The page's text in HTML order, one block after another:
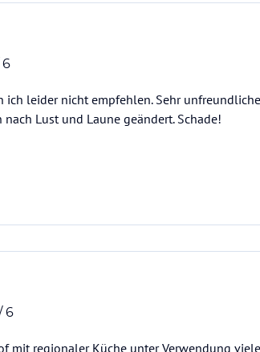
6
leider nicht empfehlen. Sehr
Lust und Laune geändert. Schade!
6
mit regionaler Küche unter Verwendung